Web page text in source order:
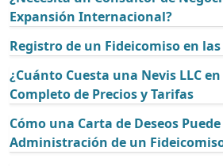
Expansión Internacional?
Registro de un Fideicomiso en
¿Cuánto Cuesta una Nevis LLC en
Completo de Precios y Tarifas
Cómo una Carta de Deseos
Administración de un